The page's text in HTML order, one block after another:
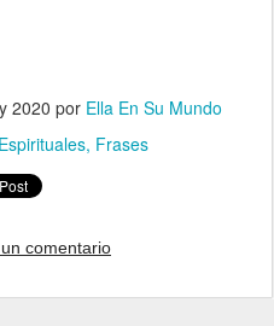
2020 por Ella En Su Mundo
Espirituales Frases
comentario